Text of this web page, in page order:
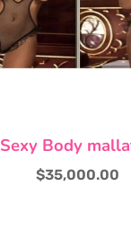
Sexy Body
$35,000.00